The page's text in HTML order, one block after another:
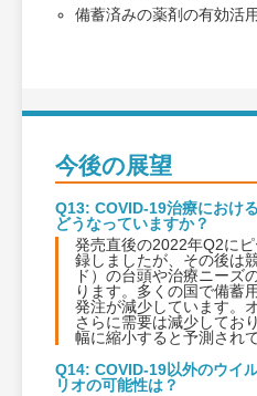
備蓄済みの薬剤の有効活
今後の展望
Q13: COVID-19治療におけ
どうなっていますか？
発売直後の2022年Q2に
録しましたが、その後は
ド）の台頭や治療ニーズ
ります。多くの国で備蓄
発注が減少しています。
さらに需要は減少してお
幅に縮小すると予測され
Q14: COVID-19以外のウイ
リオの可能性は？